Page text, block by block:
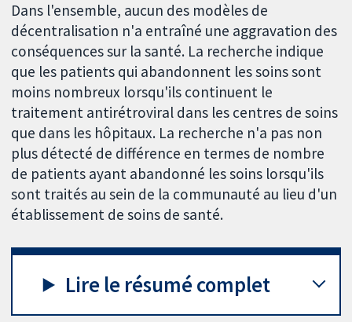
Dans l'ensemble, aucun des modèles de
décentralisation n'a entraîné une aggravation des
conséquences sur la santé. La recherche indique
que les patients qui abandonnent les soins sont
moins nombreux lorsqu'ils continuent le
traitement antirétroviral dans les centres de soins
que dans les hôpitaux. La recherche n'a pas non
plus détecté de différence en termes de nombre
de patients ayant abandonné les soins lorsqu'ils
sont traités au sein de la communauté au lieu d'un
établissement de soins de santé.
Lire le résumé complet